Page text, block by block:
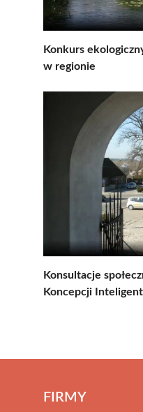
Konkurs
w regionie
Konsultacje
Koncepcji
FIRMY